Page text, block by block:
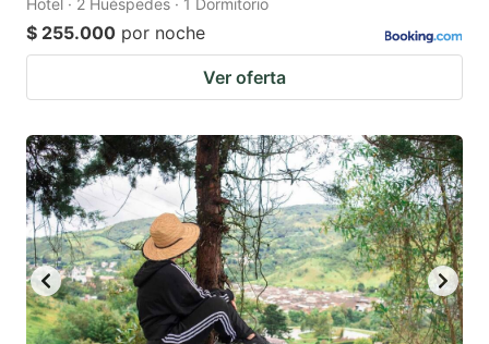
Hotel · 2 Huéspedes · 1 Dormitorio
$ 255.000 por noche
Ver oferta